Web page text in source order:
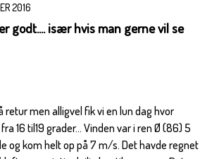
2016
godt.... især hvis man gerne vil se
retur men alligvel fik vi en lun dag hvor
16 til19 grader... Vinden var i ren Ø (86) 5
og kom helt op på 7 m/s. Det havde regnet